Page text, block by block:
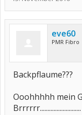
eve60
PMR Fibro
Backpflaume???
Ooohhhhh mein